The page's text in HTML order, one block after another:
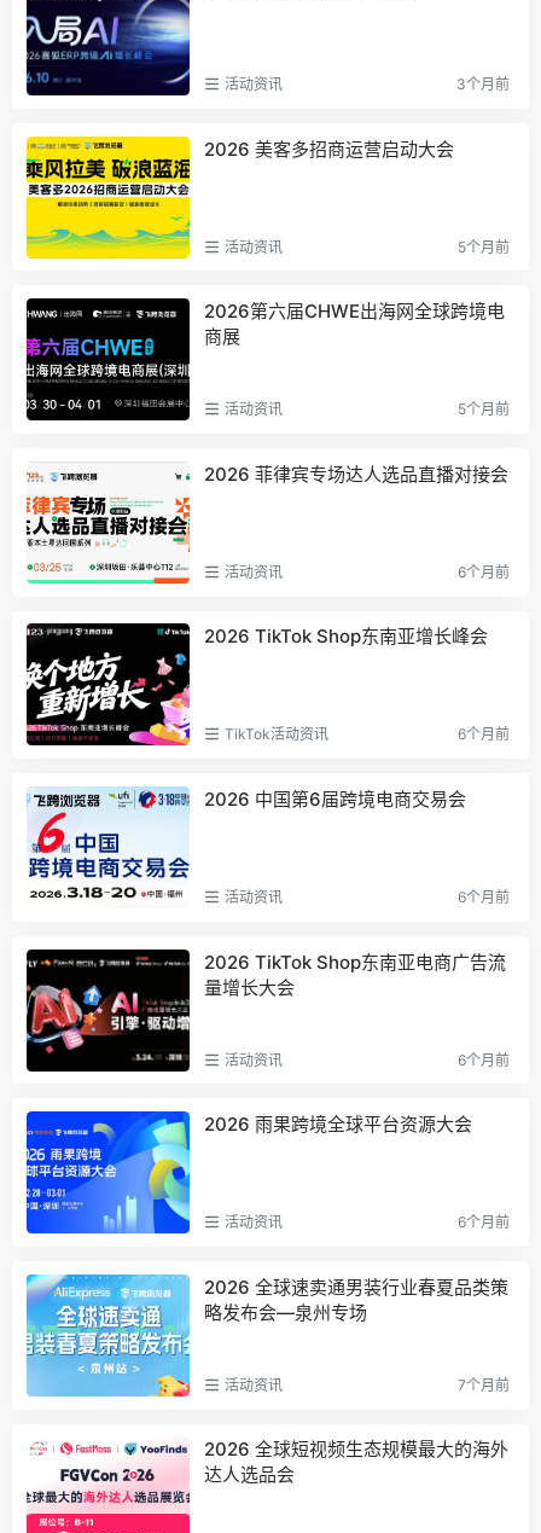
活动资讯 3个月前
2026 美客多招商运营启动大会
活动资讯 5个月前
2026第六届CHWE出海网全球跨境电
商展
活动资讯 5个月前
2026 菲律宾专场达人选品直播对接会
活动资讯 6个月前
2026 TikTok Shop东南亚增长峰会
TikTok活动资讯 6个月前
2026 中国第6届跨境电商交易会
活动资讯 6个月前
2026 TikTok Shop东南亚电商广告流
量增长大会
活动资讯 6个月前
2026 雨果跨境全球平台资源大会
活动资讯 6个月前
2026 全球速卖通男装行业春夏品类策
略发布会—泉州专场
活动资讯 7个月前
2026 全球短视频生态规模最大的海外
达人选品会